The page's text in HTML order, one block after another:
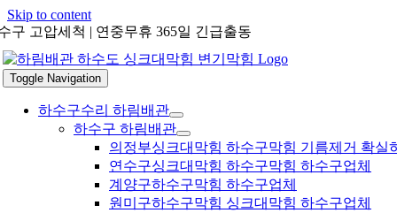
Skip to content
구 고압세척 | 연중무휴 365일 긴급출동
Toggle Navigation
하수구수리 하림배관
하수구 하림배관
의정부싱크대막힘 하수구막힘 기름제거 확실
연수구싱크대막힘 하수구막힘 하수구업체
계양구하수구막힘 하수구업체
원미구하수구막힘 싱크대막힘 하수구업체